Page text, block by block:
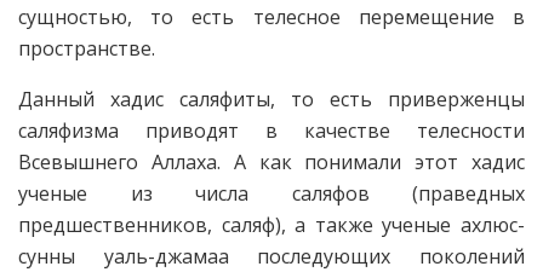
сущностью, то есть телесное перемещение в
пространстве.
Данный хадис саляфиты, то есть приверженцы
саляфизма приводят в качестве телесности
Всевышнего Аллаха. А как понимали этот хадис
ученые из числа саляфов (праведных
предшественников, саляф), а также ученые ахлюс-
сунны уаль-джамаа последующих поколений